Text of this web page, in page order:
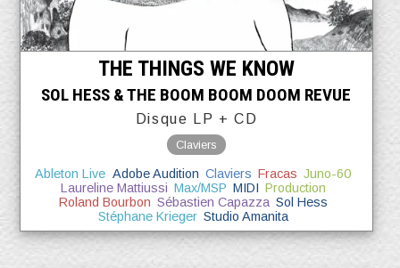
THE THINGS WE KNOW
SOL HESS & THE BOOM BOOM DOOM REVUE
Disque LP + CD
Claviers
Ableton Live Adobe Audition Claviers Fracas Juno-60
Laureline Mattiussi Max/MSP MIDI Production
Roland Bourbon Sébastien Capazza Sol Hess
Stéphane Krieger Studio Amanita